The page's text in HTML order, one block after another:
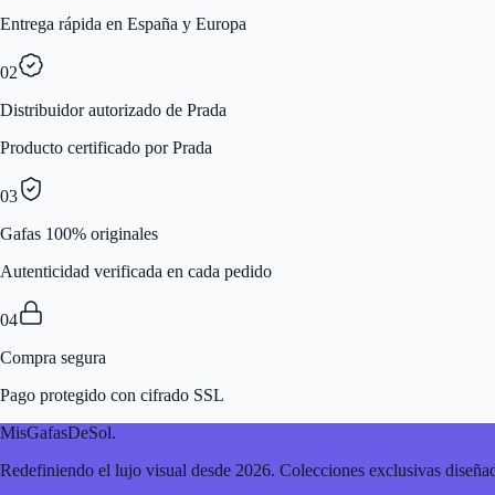
Entrega rápida en España y Europa
02
Distribuidor autorizado de Prada
Producto certificado por Prada
03
Gafas 100% originales
Autenticidad verificada en cada pedido
04
Compra segura
Pago protegido con cifrado SSL
MisGafasDeSol.
Redefiniendo el lujo visual desde 2026. Colecciones exclusivas